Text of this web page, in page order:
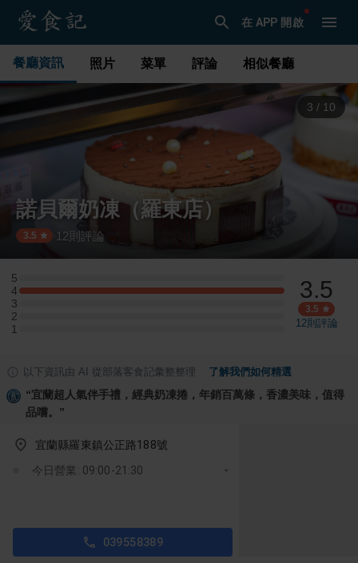
在 APP 開啟
餐廳資訊 照片 菜單 評論 相似餐廳
4 / 10
諾貝爾奶凍（羅東店）
3.5 12 則評論
5
5 星：0 則評論
4
4 星：1 則評論
3
3 星：0 則評論
2
2 星：0 則評論
1
1 星：0 則評論
3.5
3.5
12則評論
以下資訊由 AI 從部落客食記彙整整理 了解我們如何精選
“宜蘭超人氣伴手禮，經典奶凍捲，年銷百萬條，香濃美味，值得
品嚐。 ”
宜蘭縣羅東鎮公正路188號
今日營業: 09:00-21:30
039558389